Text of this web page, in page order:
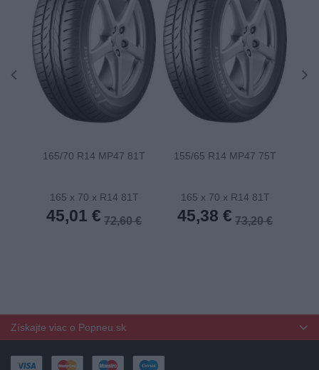
165/70 R14 MP47 81T
165 x 70 x R14 81T
45,01 € 72,60 €
155/65 R14 MP47 75T
165 x 70 x R14 81T
45,38 € 73,20 €
Získajte viac o Popneu.sk